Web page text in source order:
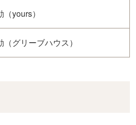
yours）
グリーブハウス）